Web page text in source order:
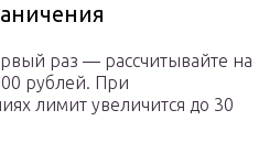
раз — рассчитывайте на
рублей. При
лимит увеличится до 30